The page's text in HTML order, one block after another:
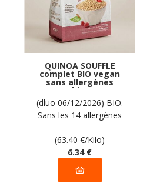
QUINOA SOUFFLÉ
complet BIO vegan
sans allergènes
Sarchio : 100
grammes
(dluo 06/12/2026) BIO.
Sans les 14 allergènes
(63.40 €/Kilo)
6.34 €